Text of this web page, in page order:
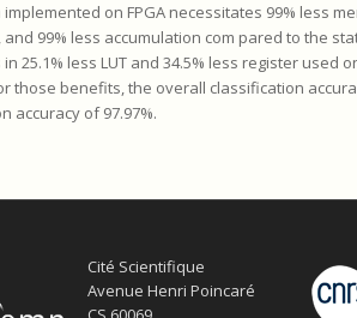
on FPGA necessitates 99% less
99% less accumulation com pared to the
25.1% less LUT and 34.5% less register
those benefits, the overall classification
accuracy of 97.97%.
Cité Scientifique
Avenue Henri Poincaré